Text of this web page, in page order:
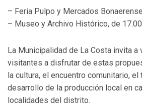
– Feria Pulpo y Mercados
– Museo y Archivo Histórico, de
La Municipalidad de La Costa invita a
visitantes a disfrutar de estas
la cultura, el encuentro comunitario, el
desarrollo de la producción local en
localidades del distrito.